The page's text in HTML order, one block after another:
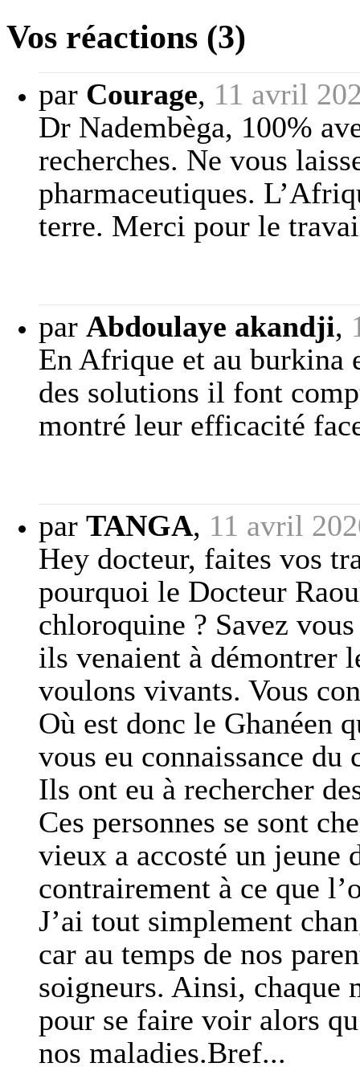
Vos réactions (3)
par Courage, 11 avril
Dr Nadembèga, 100%
recherches. Ne vous
pharmaceutiques.
terre. Merci pour le
par Abdoulaye akandji,
En Afrique et au burkina
des solutions il font
montré leur efficacité
par TANGA, 11 avril
Hey docteur, faites vos
pourquoi le Docteur
chloroquine ? Savez
ils venaient à démontrer
voulons vivants. Vous
Où est donc le Ghanéen
vous eu connaissance du
Ils ont eu à rechercher
Ces personnes se sont
vieux a accosté un jeune
contrairement à ce que
J’ai tout simplement
car au temps de nos
soigneurs. Ainsi, chaque
pour se faire voir alors
nos maladies.Bref...